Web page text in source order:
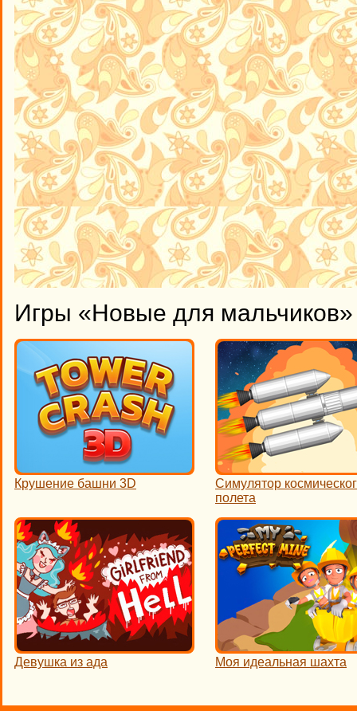
Игры «Новые для мальчиков»
Крушение башни 3D
Симулятор
полета
Девушка из ада Моя идеальная шахта